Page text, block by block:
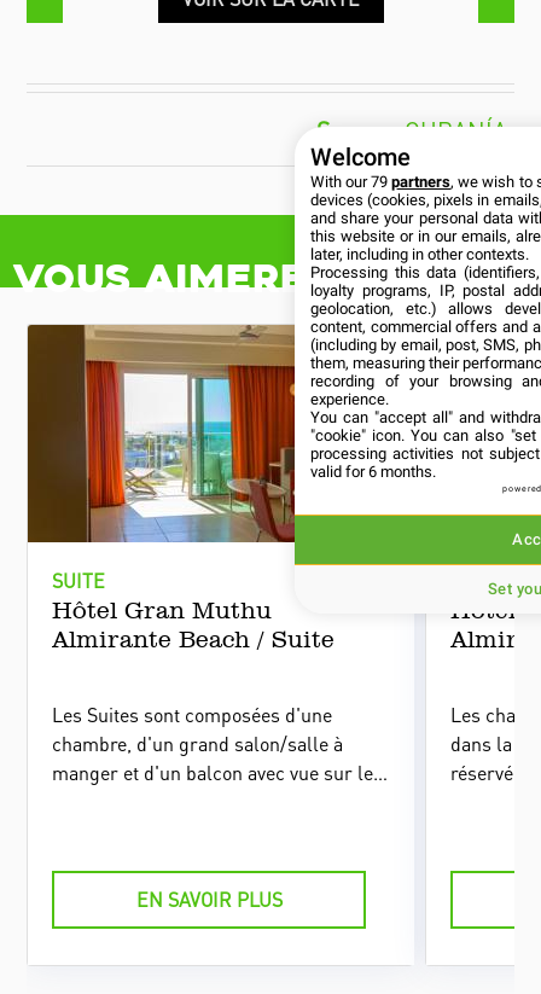
CUBANÍA
Vous aimerez aussi
SUITE
Hôtel Gran Muthu
Almirante Beach / Suite
Les Suites sont composées d'une
chambre, d'un grand salon/salle à
manger et d'un balcon avec vue sur les
EN SAVOIR PLUS
SUITE
Hôtel
Les
dans la
réservée
Welcome
With our 79partners, we wish to
devices (cookies, pixels in
and share your personal data
this website or in our emails,
later, including in other contexts.
Processing this data
loyalty programs, IP, postal
geolocation, etc.) allows
content, commercial offers and
(including by email, post, SMS,
them, measuring their
recording of your browsing
experience.
You can "accept all" and
"cookie" icon. You can also
processing activities not
valid for 6 months.
Set